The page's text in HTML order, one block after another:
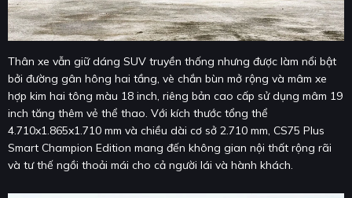
Thân xe vẫn giữ dáng SUV truyền thống nhưng được làm nổi bật
bởi đường gân hông hai tầng, vè chắn bùn mở rộng và mâm xe
hợp kim hai tông màu 18 inch, riêng bản cao cấp sử dụng mâm 19
inch tăng thêm vẻ thể thao. Với kích thước tổng thể
4.710x1.865x1.710 mm và chiều dài cơ sở 2.710 mm, CS75 Plus
Smart Champion Edition mang đến không gian nội thất rộng rãi
và tư thế ngồi thoải mái cho cả người lái và hành khách.